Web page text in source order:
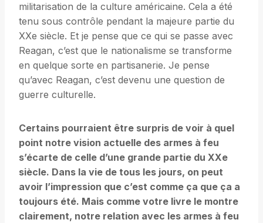
militarisation de la culture américaine. Cela a été
tenu sous contrôle pendant la majeure partie du
XXe siècle. Et je pense que ce qui se passe avec
Reagan, c’est que le nationalisme se transforme
en quelque sorte en partisanerie. Je pense
qu’avec Reagan, c’est devenu une question de
guerre culturelle.
Certains pourraient être surpris de voir à quel
point notre vision actuelle des armes à feu
s’écarte de celle d’une grande partie du XXe
siècle. Dans la vie de tous les jours, on peut
avoir l’impression que c’est comme ça que ça a
toujours été. Mais comme votre livre le montre
clairement, notre relation avec les armes à feu